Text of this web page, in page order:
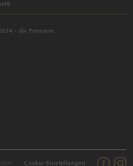
- die Premiere
Cookie-Einstellungen